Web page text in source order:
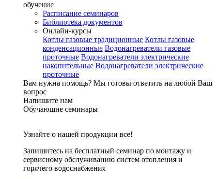
обучение
Расписание семинаров
Библиотека документов
Онлайн-курсы
Котлы газовые традиционные Котлы газовые
конденсационные Водонагреватели газовые
проточные Водонагреватели электрические
накопительные Водонагреватели электрические
проточные
Вам нужна помощь? Мы готовы ответить на любой Ваш
вопрос
Напишите нам
Обучающие семинары
Узнайте о нашей продукции все!
Запишитесь на бесплатный семинар по монтажу и
сервисному обслуживанию систем отопления и
горячего водоснабжения